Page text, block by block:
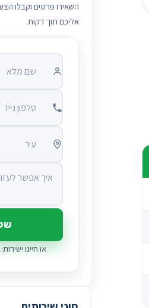
השאירו פרטים וקבלו
אליכם תוך דקות.
שם מלא
טלפון נייד
עיר
או חייגו